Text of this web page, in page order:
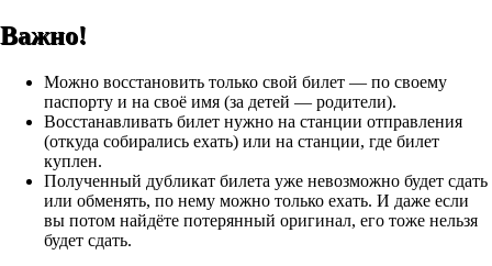
Важно!
Можно восстановить только свой билет — по своему
паспорту и на своё имя (за детей — родители).
Восстанавливать билет нужно на станции отправления
(откуда собирались ехать) или на станции, где билет
куплен.
Полученный дубликат билета уже невозможно будет сдать
или обменять, по нему можно только ехать. И даже если
вы потом найдёте потерянный оригинал, его тоже нельзя
будет сдать.